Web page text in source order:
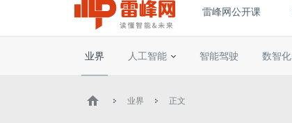
雷峰网公开课
业界 人工智能 智能驾驶 数智化
业界 正文